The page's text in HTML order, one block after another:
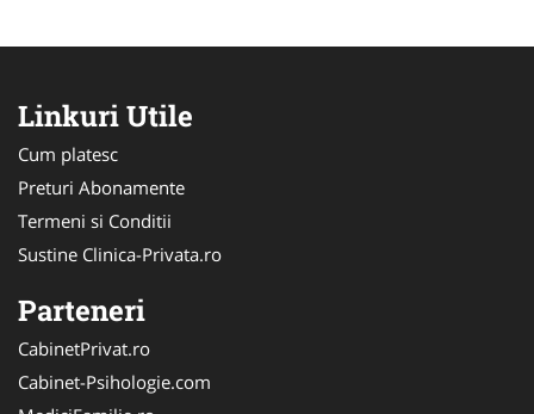
Linkuri Utile
Cum platesc
Preturi Abonamente
Termeni si Conditii
Sustine Clinica-Privata.ro
Parteneri
CabinetPrivat.ro
Cabinet-Psihologie.com